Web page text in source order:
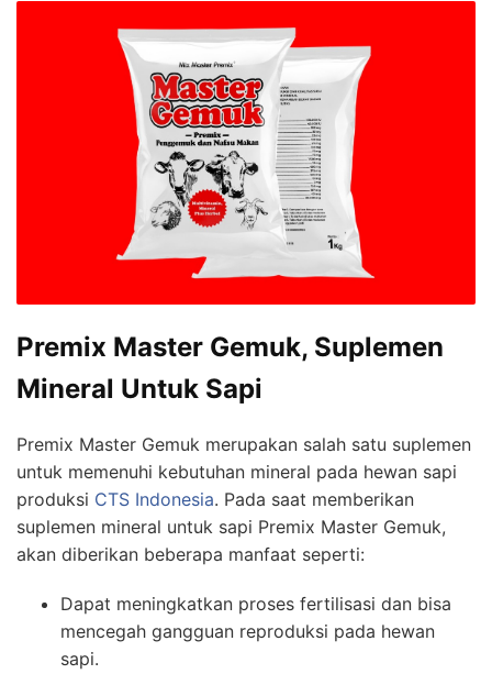
Premix Master Gemuk, Suplemen
Mineral Untuk Sapi
Premix Master Gemuk merupakan salah satu suplemen
untuk memenuhi kebutuhan mineral pada hewan sapi
produksi CTS Indonesia. Pada saat memberikan
suplemen mineral untuk sapi Premix Master Gemuk,
akan diberikan beberapa manfaat seperti:
Dapat meningkatkan proses fertilisasi dan bisa
mencegah gangguan reproduksi pada hewan
sapi.